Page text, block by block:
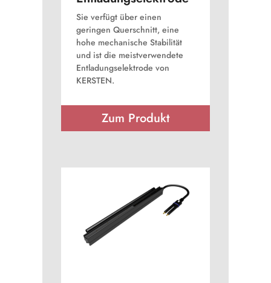
Sie verfügt über einen
geringen Querschnitt, eine
hohe mechanische Stabilität
und ist die meistverwendete
Entladungselektrode von
KERSTEN.
Zum Produkt